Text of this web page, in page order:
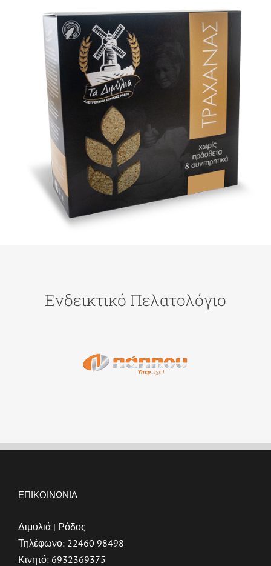
Ενδεικτικό Πελατολόγιο
ΕΠΙΚΟΙΝΩΝΙΑ
Διμυλιά | Ρόδος
Τηλέφωνο: 22460 98498
Κινητό: 6932369375